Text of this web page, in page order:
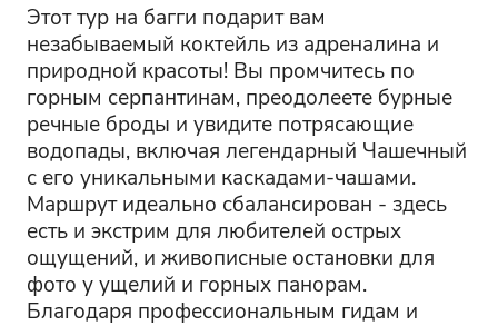
Этот тур на багги подарит вам
незабываемый коктейль из адреналина и
природной красоты! Вы промчитесь по
горным серпантинам, преодолеете бурные
речные броды и увидите потрясающие
водопады, включая легендарный Чашечный
с его уникальными каскадами-чашами.
Маршрут идеально сбалансирован - здесь
есть и экстрим для любителей острых
ощущений, и живописные остановки для
фото у ущелий и горных панорам.
Благодаря профессиональным гидам и